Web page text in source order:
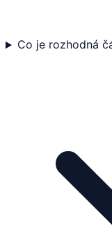
Co je rozhodná